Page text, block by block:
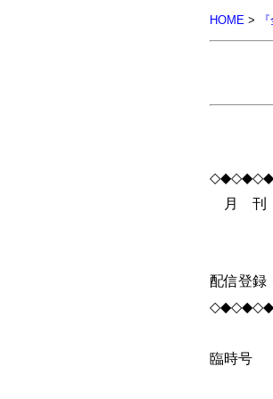
HOME>
月 刊
配信登録
臨時号